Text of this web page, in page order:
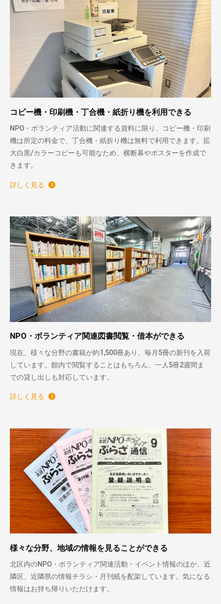
コピー機・印刷機・丁合機・紙折り機を利用できる
NPO・ボランティア活動に関連する資料に限り、コピー機・印刷
機は所定の料金で、丁合機・紙折り機は無料で利用できます。拡
大白黒/カラーコピーも可能なため、横断幕やポスターを作成で
きます。
詳しく見る
NPO・ボランティア関連図書閲覧・借本ができる
現在、様々な分野の書籍が約1,500冊あり、毎月5冊の新刊を入荷
しています。館内で閲覧することはもちろん、一人5冊2週間ま
での貸し出しも対応しています。
詳しく見る
様々な分野、地域の情報を見ることができる
北区内のNPO・ボランティア関連活動・イベント情報のほか、近
隣区、近隣県の情報チラシ・月刊紙を配架しています。気になる
情報はお持ち帰りいただけます。